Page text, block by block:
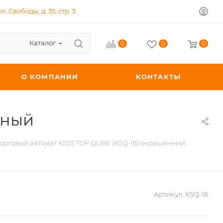
Свободы, д. 35, стр. 5
Каталог 0 0 0
О КОМПАНИИ КОНТАКТЫ
автомат KIDS'TOP QUBE (KSQ-16) окрашенный
Артикул: KSQ-16